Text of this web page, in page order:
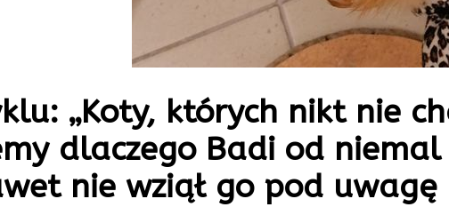
„Koty, których nikt nie
dlaczego Badi od
nie wziął go pod uwagę